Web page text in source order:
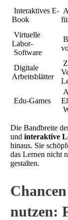
Interaktives E-
Book
Virtuelle
Labor-
Software
Digitale
Arbeitsblätter
Edu-Games
Die Bandbreite
und interaktive
hinaus. Sie
das Lernen nicht
gestalten.
nutzen: